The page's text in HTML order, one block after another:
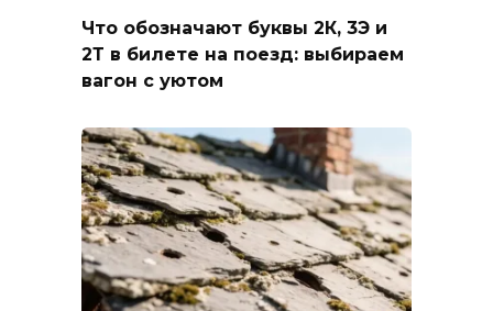
Что обозначают буквы 2К, 3Э и
2Т в билете на поезд: выбираем
вагон с уютом